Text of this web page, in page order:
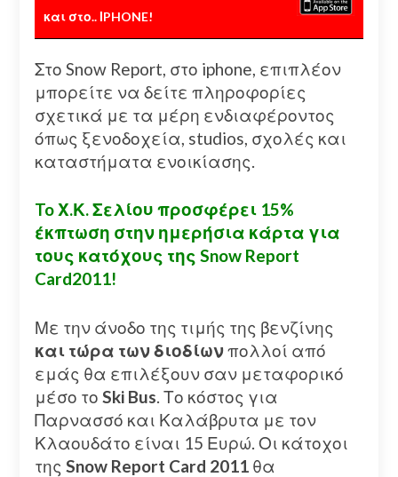
και στο.. ΙPHONE!
Στο Snow Report, στο iphone, επιπλέον
μπορείτε να δείτε πληροφορίες
σχετικά με τα μέρη ενδιαφέροντος
όπως ξενοδοχεία, studios, σχολές και
καταστήματα ενοικίασης.
To Χ.Κ. Σελίου προσφέρει 15%
έκπτωση στην ημερήσια κάρτα για
τους κατόχους της Snow Report
Card2011!
Με την άνοδο της τιμής της βενζίνης
και τώρα των διοδίωνπολλοί από
εμάς θα επιλέξουν σαν μεταφορικό
μέσο το Ski Bus. Το κόστος για
Παρνασσό και Καλάβρυτα με τον
Κλαουδάτο είναι 15 Ευρώ. Οι κάτοχοι
της Snow Report Card 2011θα